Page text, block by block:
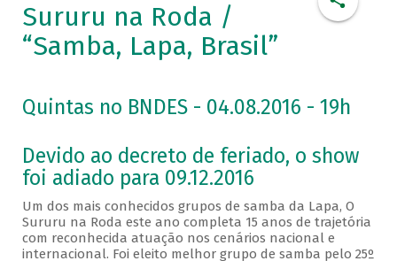
Sururu na Roda /
“Samba, Lapa, Brasil”
Quintas no BNDES - 04.08.2016 - 19h
Devido ao decreto de feriado, o show
foi adiado para 09.12.2016
Um dos mais conhecidos grupos de samba da Lapa, O
Sururu na Roda este ano completa 15 anos de trajetória
com reconhecida atuação nos cenários nacional e
internacional. Foi eleito melhor grupo de samba pelo 25º